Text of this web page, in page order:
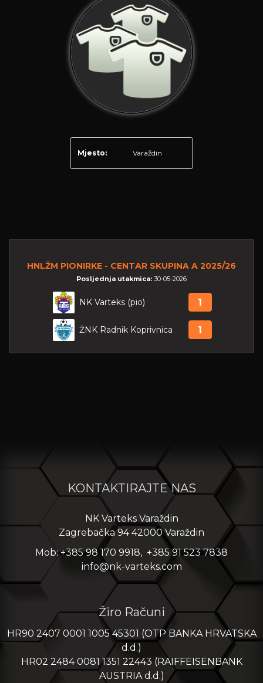
Mjesto: Varaždin
HNLŽM PIONIRKE - CENTAR SKUPINA A 2025/26
Posljednja utakmica: 30-05-2026
NK Varteks (pio) 1
ŽNK Radnik Koprivnica 1
KONTAKTIRAJTE NAS
NK Varteks Varaždin
Zagrebačka 94 42000 Varaždin
Mob: +385 98 170 9918, +385 91 523 7838
info@nk-varteks.com
Žiro Računi
HR90 2407 0001 1005 45301 (OTP BANKA HRVATSKA
d.d.)
HR02 2484 0081 1351 22443 (RAIFFEISENBANK
AUSTRIA d.d.)